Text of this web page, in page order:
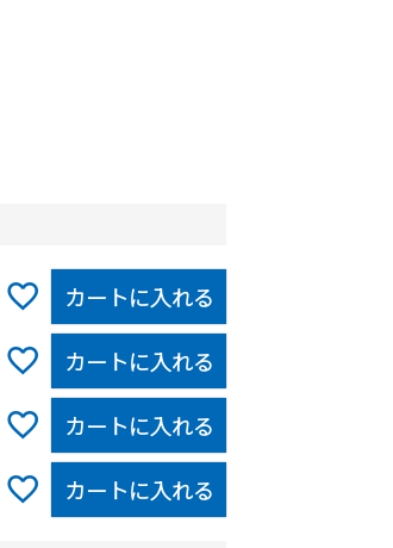
カートに入れる
カートに入れる
カートに入れる
カートに入れる